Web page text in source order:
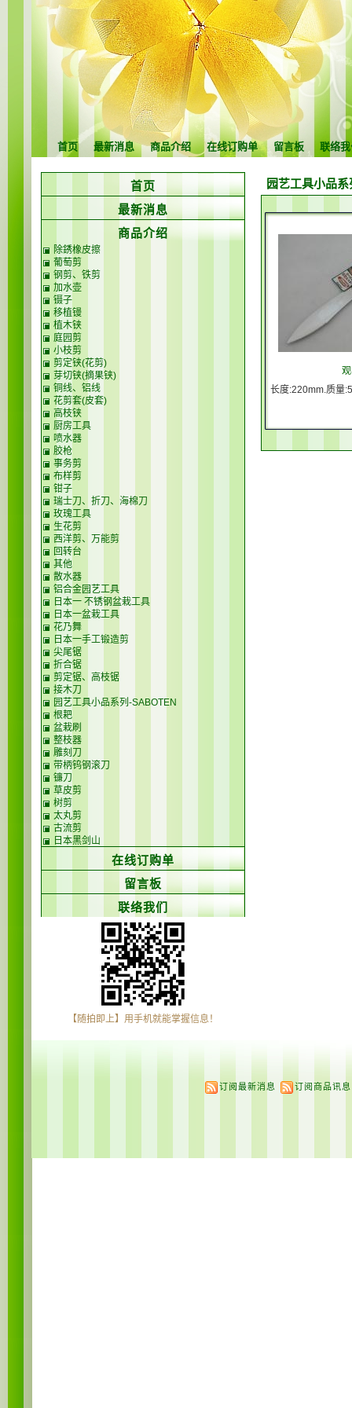
首页 最新消息 商品介绍 在线订购单 留言板 联络
园艺工具小品
长度:220mm.质量
首页
最新消息
商品介绍
除銹橡皮擦
葡萄剪
钢剪、铁剪
加水壶
镊子
移植镘
植木铗
庭园剪
小枝剪
剪定铗(花剪)
芽切铗(摘果铗)
铜线、铝线
花剪套(皮套)
高枝铗
厨房工具
喷水器
胶枪
事务剪
布样剪
钳子
瑞士刀、折刀、海棉刀
玫瑰工具
生花剪
西洋剪、万能剪
回转台
其他
散水器
铝合金园艺工具
日本一 不锈钢盆栽工具
日本一盆栽工具
花乃舞
日本一手工锻造剪
尖尾锯
折合锯
剪定锯、高枝锯
接木刀
园艺工具小品系列-SABOTEN
根耙
盆栽刷
整枝器
雕刻刀
带柄钨钢滚刀
镰刀
草皮剪
树剪
太丸剪
古流剪
日本黑剑山
在线订购单
留言板
联络我们
【随拍即上】用手机就能掌握信息！
订阅最新消息 订阅商品讯息